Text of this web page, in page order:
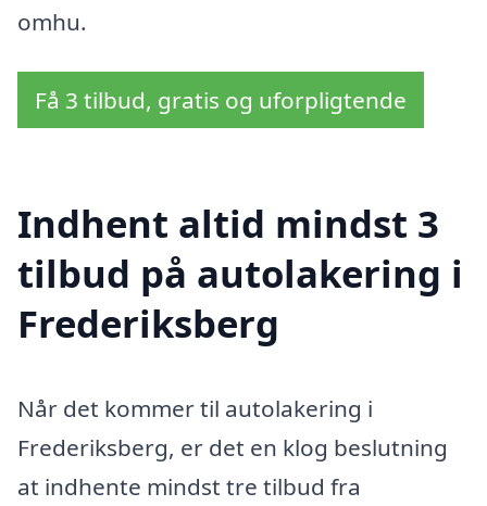
omhu.
Få 3 tilbud, gratis og uforpligtende
Indhent altid mindst 3
tilbud på autolakering i
Frederiksberg
Når det kommer til autolakering i
Frederiksberg, er det en klog beslutning
at indhente mindst tre tilbud fra